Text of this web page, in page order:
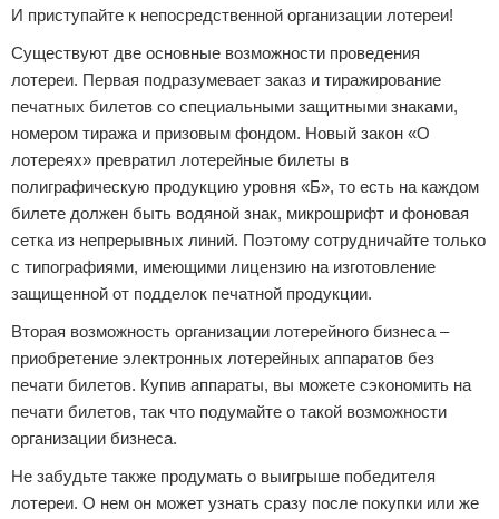
И приступайте к непосредственной организации лотереи!
Существуют две основные возможности проведения
лотереи. Первая подразумевает заказ и тиражирование
печатных билетов со специальными защитными знаками,
номером тиража и призовым фондом. Новый закон «О
лотереях» превратил лотерейные билеты в
полиграфическую продукцию уровня «Б», то есть на каждом
билете должен быть водяной знак, микрошрифт и фоновая
сетка из непрерывных линий. Поэтому сотрудничайте только
с типографиями, имеющими лицензию на изготовление
защищенной от подделок печатной продукции.
Вторая возможность организации лотерейного бизнеса –
приобретение электронных лотерейных аппаратов без
печати билетов. Купив аппараты, вы можете сэкономить на
печати билетов, так что подумайте о такой возможности
организации бизнеса.
Не забудьте также продумать о выигрыше победителя
лотереи. О нем он может узнать сразу после покупки или же